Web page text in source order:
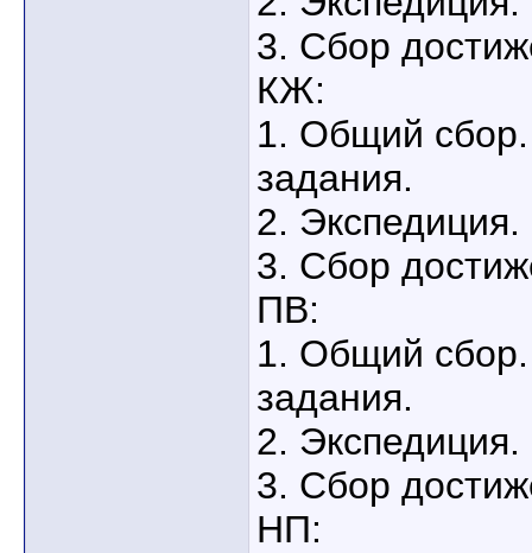
3. Сбор
КЖ:
1. Общий
задания.
2. Экспедиция.
3. Сбор
ПВ:
1. Общий
задания.
2. Экспедиция.
3. Сбор
НП: